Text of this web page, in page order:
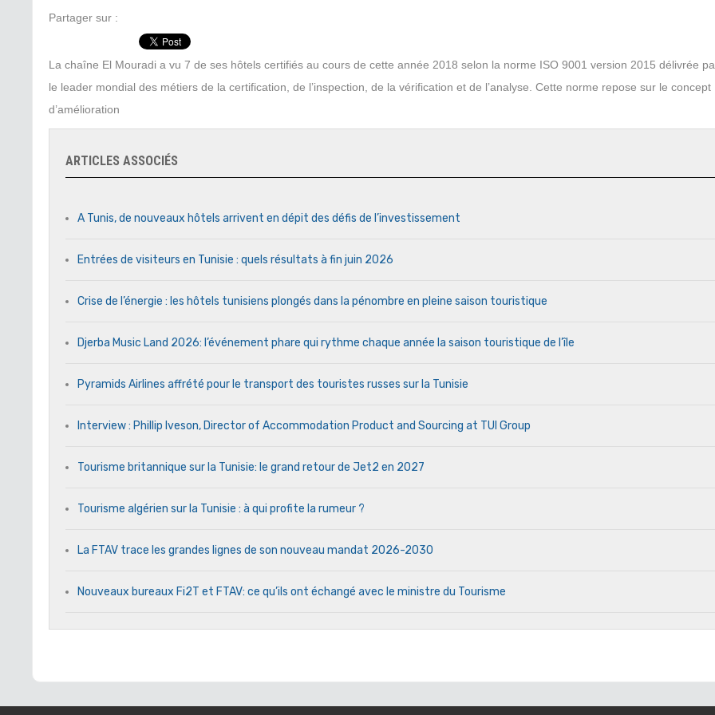
Partager sur :
La chaîne El Mouradi a vu 7 de ses hôtels certifiés au cours de cette année 2018 selon la norme ISO 9001 version 2015 délivrée
le leader mondial des métiers de la certification, de l’inspection, de la vérification et de l’analyse. Cette norme repose sur le concept
d’amélioration
ARTICLES ASSOCIÉS
A Tunis, de nouveaux hôtels arrivent en dépit des défis de l’investissement
Entrées de visiteurs en Tunisie : quels résultats à fin juin 2026
Crise de l’énergie : les hôtels tunisiens plongés dans la pénombre en pleine saison touristique
Djerba Music Land 2026: l’événement phare qui rythme chaque année la saison touristique de l’île
Pyramids Airlines affrété pour le transport des touristes russes sur la Tunisie
Interview : Phillip Iveson, Director of Accommodation Product and Sourcing at TUI Group
Tourisme britannique sur la Tunisie: le grand retour de Jet2 en 2027
Tourisme algérien sur la Tunisie : à qui profite la rumeur ?
La FTAV trace les grandes lignes de son nouveau mandat 2026-2030
Nouveaux bureaux Fi2T et FTAV: ce qu’ils ont échangé avec le ministre du Tourisme